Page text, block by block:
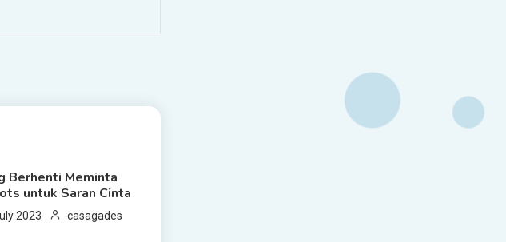
READ
Berhenti Meminta
untuk Saran Cinta
2023 casagades